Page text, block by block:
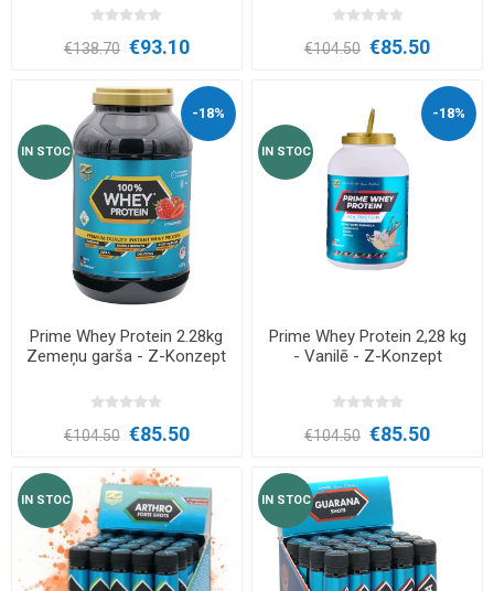
€138.70 €93.10 €104.50 €85.50
-18%
IN STOC
Prime Whey Protein 2.28kg
Zemeņu garša - Z-Konzept
€104.50 €85.50
-18%
IN STOC
Prime Whey Protein 2,28 kg
- Vanilē - Z-Konzept
€104.50 €85.50
IN STOC IN STOC